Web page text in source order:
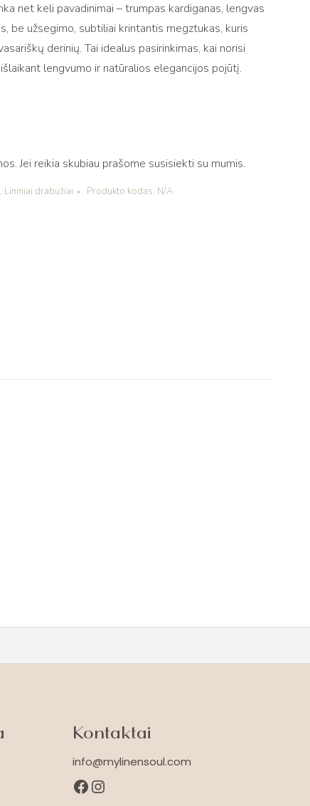
net keli pavadinimai – trumpas kardiganas, lengvas
be užsegimo, subtiliai krintantis megztukas, kuris
derinių. Tai idealus pasirinkimas, kai norisi
lengvumo ir natūralios elegancijos pojūtį.
Jei reikia skubiau prašome susisiekti su mumis.
, Lininiai drabužiai Produkto kodas: N/A
Kontaktai
info@mylinensoul.com
Facebook
Instagram